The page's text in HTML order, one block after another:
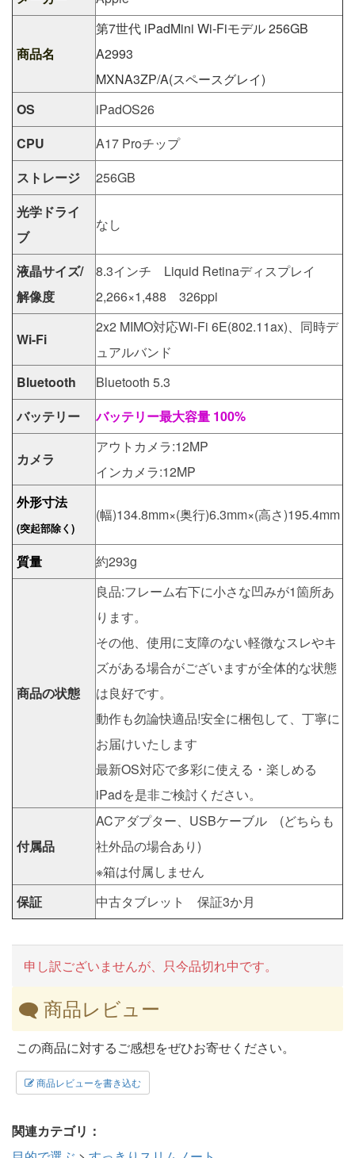
商品名
第7世代 iPadMini Wi-Fiモデル 256GB
A2993
MXNA3ZP/A(スペースグレイ)
OS
iPadOS26
CPU
A17 Proチップ
ストレージ
256GB
光学ドライ
ブ
なし
液晶サイズ/
解像度
8.3インチ Liquid Retinaディスプレイ
2,266×1,488 326ppi
Wi-Fi
2x2 MIMO対応Wi-Fi 6E(802.11ax)、同時デ
ュアルバンド
Bluetooth
Bluetooth 5.3
バッテリー
バッテリー最大容量 100%
カメラ
アウトカメラ:12MP
インカメラ:12MP
外形寸法
(突起部除く)
(幅)134.8mm×(奥行)6.3mm×(高さ)195.4mm
質量 約293g
商品の状態
良品:フレーム右下に小さな凹みが1箇所あ
ります。
その他、使用に支障のない軽微なスレやキ
ズがある場合がございますが全体的な状態
は良好です。
動作も勿論快適品!安全に梱包して、丁寧に
お届けいたします
最新OS対応で多彩に使える・楽しめる
iPadを是非ご検討ください。
付属品
ACアダプター、USBケーブル (どちらも
社外品の場合あり)
※箱は付属しません
保証
中古タブレット 保証3か月
申し訳ございませんが、只今品切れ中です。
商品レビュー
この商品に対するご感想をぜひお寄せください。
商品レビューを書き込む
関連カテゴリ：